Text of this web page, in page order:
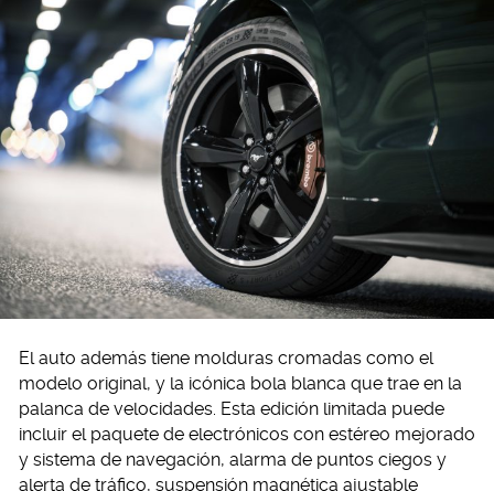
El auto además tiene molduras cromadas como el
modelo original, y la icónica bola blanca que trae en la
palanca de velocidades. Esta edición limitada puede
incluir el paquete de electrónicos con estéreo mejorado
y sistema de navegación, alarma de puntos ciegos y
alerta de tráfico, suspensión magnética ajustable